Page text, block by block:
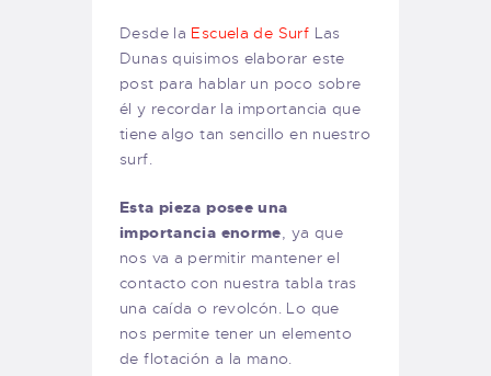
Desde la Escuela de Surf Las
Dunas quisimos elaborar este
post para hablar un poco sobre
él y recordar la importancia que
tiene algo tan sencillo en nuestro
surf.
Esta pieza posee una
importancia enorme, ya que
nos va a permitir mantener el
contacto con nuestra tabla tras
una caída o revolcón. Lo que
nos permite tener un elemento
de flotación a la mano.